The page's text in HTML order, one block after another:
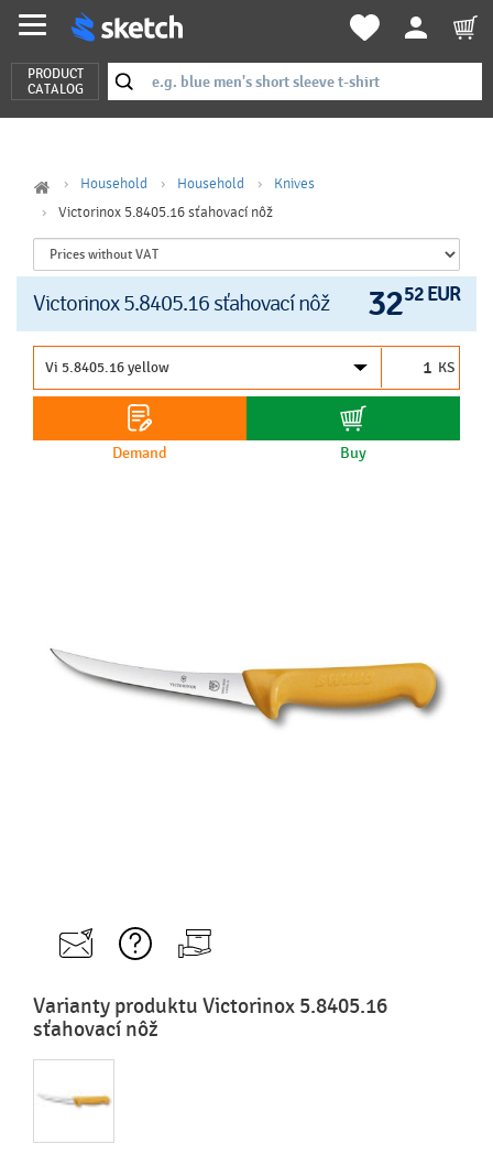
PRODUCT
CATALOG
Household Household
Knives
Victorinox 5.8405.16 sťahovací nôž
Victorinox 5.8405.16 sťahovací nôž 3252 EUR
KS
Demand Buy
Varianty produktu Victorinox 5.8405.16
sťahovací nôž